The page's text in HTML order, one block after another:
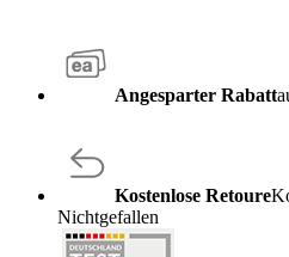
Angesparter Rabatt
Kostenlose Retoure
Nichtgefallen